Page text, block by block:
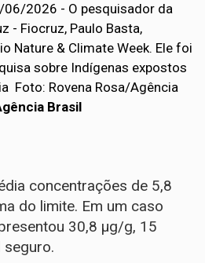
06/2026 - O pesquisador da
- Fiocruz, Paulo Basta,
Nature & Climate Week. Ele foi
sobre Indígenas expostos
Foto: Rovena Rosa/Agência
Brasil
concentrações de 5,8
do limite. Em um caso
30,8 µg/g, 15
seguro.